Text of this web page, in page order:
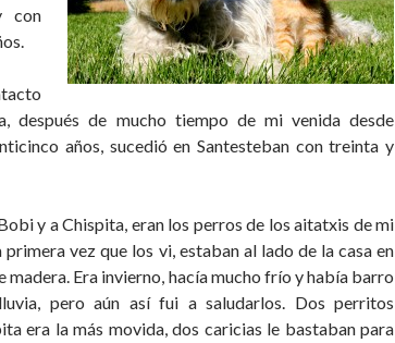
con
después de mucho tiempo de mi venida desde
años, sucedió en Santesteban con treinta y
y a Chispita, eran los perros de los aitatxis de mi
primera vez que los vi, estaban al lado de la casa en
madera. Era invierno, hacía mucho frío y había barro
pero aún así fui a saludarlos. Dos perritos
era la más movida, dos caricias le bastaban para